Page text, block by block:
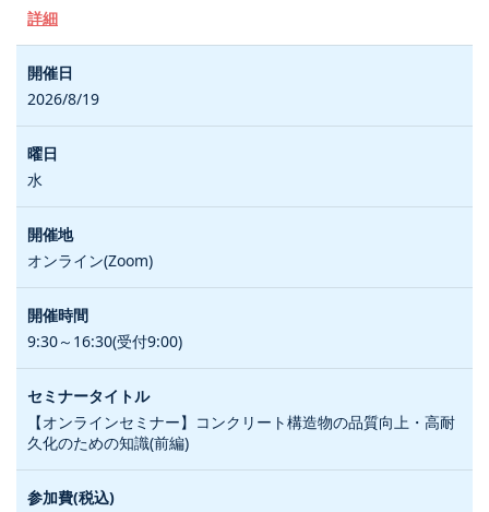
詳細
2026/8/19
水
オンライン(Zoom)
9:30～16:30(受付9:00)
【オンラインセミナー】コンクリート構造物の品質向上・高耐
久化のための知識(前編)